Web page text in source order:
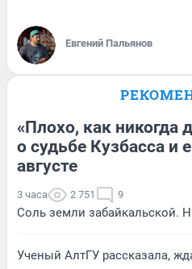
Евгений Пальянов
«Плохо, как никогда
о судьбе Кузбасса и
августе
3 часа 2 751 9
Соль земли забайкальской.
Ученый АлтГУ рассказала,